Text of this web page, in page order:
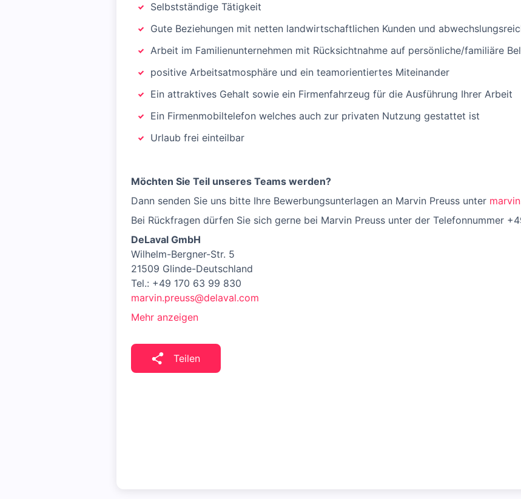
Selbstständige Tätigkeit
Gute Beziehungen mit netten landwirtschaftlichen Kunden und
Arbeit im Familienunternehmen mit Rücksichtnahme auf persönliche/familiäre
positive Arbeitsatmosphäre und ein teamorientiertes Miteinander
Ein attraktives Gehalt sowie ein Firmenfahrzeug für die Ausführung Ihrer Arbeit
Ein Firmenmobiltelefon welches auch zur privaten Nutzung gestattet ist
Urlaub frei einteilbar
Möchten Sie Teil unseres Teams werden?
Dann senden Sie uns bitte Ihre Bewerbungsunterlagen an Marvin Preuss unter
Bei Rückfragen dürfen Sie sich gerne bei Marvin Preuss unter der Telefonnummer
DeLaval GmbH
Wilhelm-Bergner-Str. 5
21509 Glinde-Deutschland
Tel.: +49 170 63 99 830
marvin.preuss@delaval.com
Mehr anzeigen
Teilen